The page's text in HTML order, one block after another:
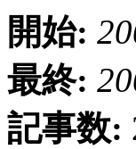
開始:
最終:
記事数: